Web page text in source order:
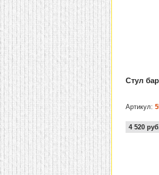
Стул
Артикул:
4 520